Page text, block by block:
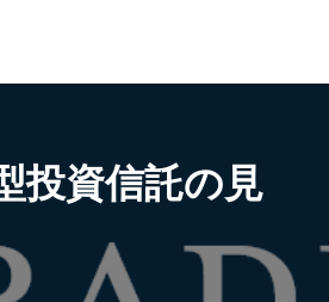
投資信託の見